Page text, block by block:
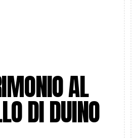
AL
DI DUINO